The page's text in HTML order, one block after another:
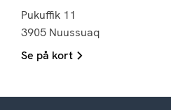
Pukuffik 11
3905 Nuussuaq
Se på kort